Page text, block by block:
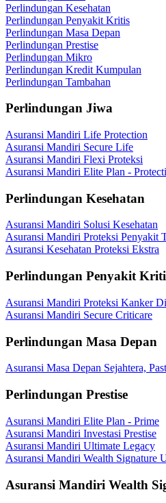
Perlindungan Kesehatan
Perlindungan Penyakit Kritis
Perlindungan Masa Depan
Perlindungan Prestise
Perlindungan Mikro
Perlindungan Kredit Kumpulan
Perlindungan Tambahan
Perlindungan Jiwa
Asuransi Mandiri Life Protection
Asuransi Mandiri Secure Life
Asuransi Mandiri Flexi Proteksi
Asuransi Mandiri Elite Plan -
Perlindungan Kesehatan
Asuransi Mandiri Solusi Kesehatan
Asuransi Mandiri Proteksi Penyakit
Asuransi Kesehatan Proteksi Ekstra
Perlindungan Penyakit
Asuransi Mandiri Proteksi Kanker
Asuransi Mandiri Secure Criticare
Perlindungan Masa Depan
Asuransi Masa Depan Sejahtera,
Perlindungan Prestise
Asuransi Mandiri Elite Plan - Prime
Asuransi Mandiri Investasi Prestise
Asuransi Mandiri Ultimate Legacy
Asuransi Mandiri Wealth Signature
Asuransi Mandiri Wealth